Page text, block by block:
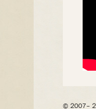
© 2007–